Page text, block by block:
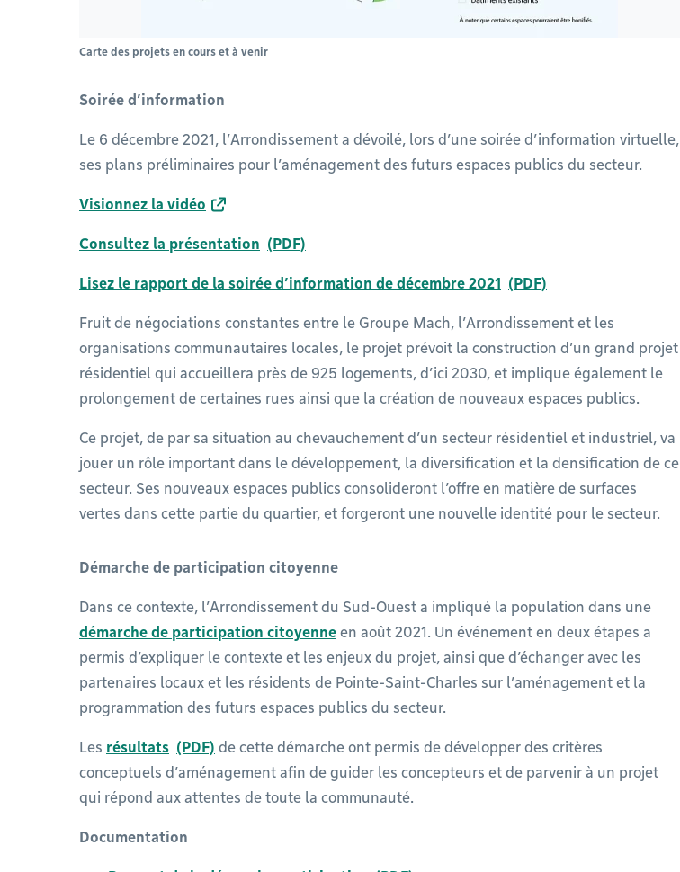
Carte des projets en cours et à venir
Soirée d’information
Le 6 décembre 2021, l’Arrondissement a dévoilé, lors d’une soirée d’information virtuelle,
ses plans préliminaires pour l’aménagement des futurs espaces publics du secteur.
Visionnez la vidéo
Consultez la présentation
Lisez le rapport de la soirée d’information de décembre 2021
Fruit de négociations constantes entre le Groupe Mach, l’Arrondissement et les
organisations communautaires locales, le projet prévoit la construction d’un grand projet
résidentiel qui accueillera près de 925 logements, d’ici 2030, et implique également le
prolongement de certaines rues ainsi que la création de nouveaux espaces publics.
Ce projet, de par sa situation au chevauchement d’un secteur résidentiel et industriel, va
jouer un rôle important dans le développement, la diversification et la densification de ce
secteur. Ses nouveaux espaces publics consolideront l’offre en matière de surfaces
vertes dans cette partie du quartier, et forgeront une nouvelle identité pour le secteur.
Démarche de participation citoyenne
Dans ce contexte, l’Arrondissement du Sud-Ouest a impliqué la population dans une
démarche de participation citoyenne en août 2021. Un événement en deux étapes a
permis d’expliquer le contexte et les enjeux du projet, ainsi que d’échanger avec les
partenaires locaux et les résidents de Pointe-Saint-Charles sur l’aménagement et la
programmation des futurs espaces publics du secteur.
Les résultats
de cette démarche ont permis de développer des critères
conceptuels d’aménagement afin de guider les concepteurs et de parvenir à un projet
qui répond aux attentes de toute la communauté.
Documentation